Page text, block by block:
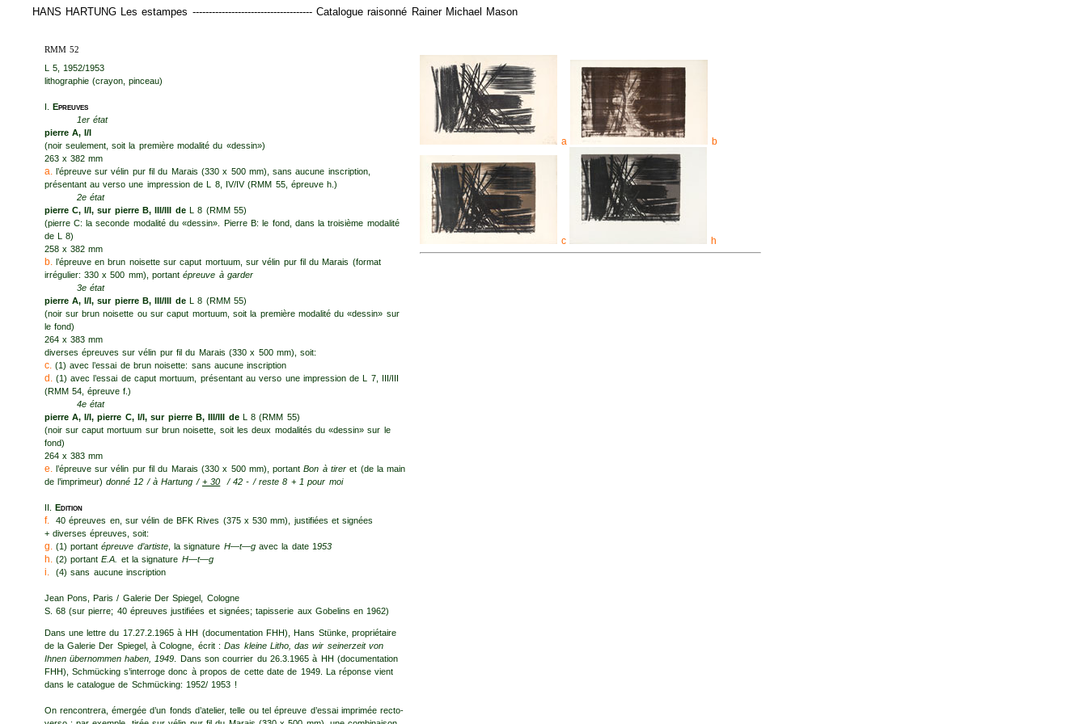
HANS HARTUNG Les estampes ------------------------------------- Catalogue raisonné Rainer Michael Mason
RMM 52
L 5, 1952/1953
lithographie (crayon, pinceau)
I. Epreuves
1er état
pierre A, I/I
(noir seulement, soit la première modalité du «dessin»)
263 x 382 mm
a. l’épreuve sur vélin pur fil du Marais (330 x 500 mm), sans aucune inscription,
présentant au verso une impression de L 8, IV/IV (RMM 55, épreuve h.)
2e état
pierre C, I/I, sur pierre B, III/III de L 8 (RMM 55)
(pierre C: la seconde modalité du «dessin». Pierre B: le fond, dans la troisième modalité
de L 8)
258 x 382 mm
b. l’épreuve en brun noisette sur caput mortuum, sur vélin pur fil du Marais (format
irrégulier: 330 x 500 mm), portantépreuve à garder
3e état
pierre A, I/I, sur pierre B, III/III de L 8 (RMM 55)
(noir sur brun noisette ou sur caput mortuum, soit la première modalité du «dessin» sur
le fond)
264 x 383 mm
diverses épreuves sur vélin pur fil du Marais (330 x 500 mm), soit:
c. (1) avec l’essai de brun noisette: sans aucune inscription
d. (1) avec l’essai de caput mortuum, présentant au verso une impression de L 7, III/III
(RMM 54, épreuve f.)
4e état
pierre A, I/I, pierre C, I/I, sur pierre B, III/III de L 8 (RMM 55)
(noir sur caput mortuum sur brun noisette, soit les deux modalités du «dessin» sur le
fond)
264 x 383 mm
e. l’épreuve sur vélin pur fil du Marais (330 x 500 mm), portantBon à tirer et (de la main
de l’imprimeur)donné 12 / à Hartung / + 30 / 42 - / reste 8 + 1 pour moi
II. Edition
f. 40 épreuves en, sur vélin de BFK Rives (375 x 530 mm), justifiées et signées
+ diverses épreuves, soit:
g. (1) portantépreuve d’artiste, la signature H—t—gavec la date 1953
h. (2) portantE.A. et la signature H—t—g
i. (4) sans aucune inscription
Jean Pons, Paris / Galerie Der Spiegel, Cologne
S. 68 (sur pierre; 40 épreuves justifiées et signées; tapisserie aux Gobelins en 1962)
Dans une lettre du 17.27.2.1965 à HH (documentation FHH), Hans Stünke, propriétaire
de la Galerie Der Spiegel, à Cologne, écrit :Das kleine Litho, das wir seinerzeit von
Ihnen übernommen haben, 1949 . Dans son courrier du 26.3.1965 à HH (documenta­tion
FHH), Schmücking s’interroge donc à propos de cette date de 1949. La réponse vient
dans le catalogue de Schmücking: 1952/ 1953 !
On rencontrera, émergée d’un fonds d’atelier, telle ou tel épreuve d’essai imprimée recto-
a b
c h